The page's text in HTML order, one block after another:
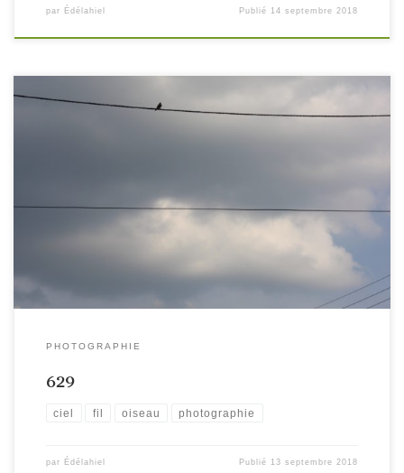
par Édélahiel Publié 14 septembre 2018
PHOTOGRAPHIE
629
ciel fil oiseau photographie
par Édélahiel Publié 13 septembre 2018